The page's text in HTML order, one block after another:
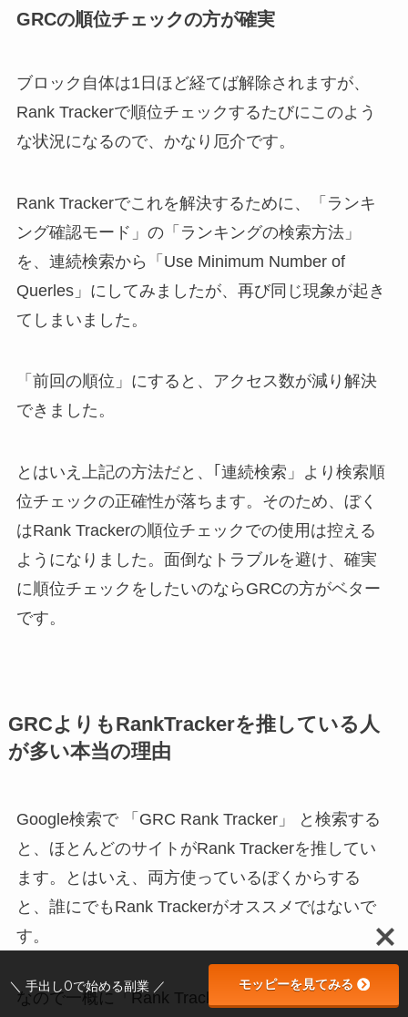
GRCの順位チェックの方が確実
ブロック自体は1日ほど経てば解除されますが、
Rank Trackerで順位チェックするたびにこのよう
な状況になるので、かなり厄介です。
Rank Trackerでこれを解決するために、「ランキ
ング確認モード」の「ランキングの検索方法」
を、連続検索から「Use Minimum Number of
Querles」にしてみましたが、再び同じ現象が起き
てしまいました。
「前回の順位」にすると、アクセス数が減り解決
できました。
とはいえ上記の方法だと、｢連続検索」より検索順
位チェックの正確性が落ちます。そのため、ぼく
はRank Trackerの順位チェックでの使用は控える
ようになりました。面倒なトラブルを避け、確実
に順位チェックをしたいのならGRCの方がベター
です。
GRCよりもRankTrackerを推している人
が多い本当の理由
Google検索で 「GRC Rank Tracker」 と検索する
と、ほとんどのサイトがRank Trackerを推してい
ます。とはいえ、両方使っているぼくからする
と、誰にでもRank Trackerがオススメではないで
す。
なので一概に「Rank Trackerの方がいい！」と盲
＼ 手出し0で始める副業 ／ モッピーを見てみる